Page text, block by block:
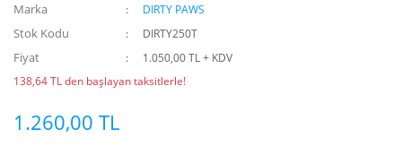
Marka DIRTY PAWS
Stok Kodu DIRTY250T
Fiyat
1.050,00 TL + KDV
138,64 TL den başlayan taksitlerle!
1.260,00 TL